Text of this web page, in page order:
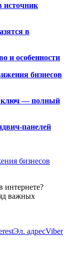
в
и особенности
бизнесов
ключ — полный
панелей
бизнесов
интернете?
важных
Эл. адресViber